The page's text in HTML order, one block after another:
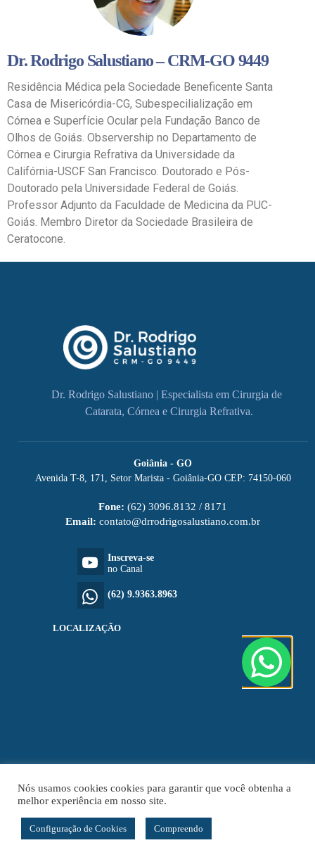
Dr. Rodrigo Salustiano – CRM-GO 9449
Residência Médica pela Sociedade Beneficente Santa
Casa de Misericórdia-CG, Subespecilialização em
Córnea e Superfície Ocular pela Fundação Banco de
Olhos de Goiás. Observership no Departamento de
Córnea e Cirurgia Refrativa da Universidade da
Califórnia-USCF San Francisco. Doutorado e Pós-
Doutorado pela Universidade Federal de Goiás.
Professor Adjunto da Faculdade de Medicina da PUC-
Goiás. Membro Diretor da Sociedade Brasileira de
Ceratocone.
Dr. Rodrigo Salustiano | Especialista em Cirurgia de
Catarata, Córnea e Cirurgia Refrativa.
Goiânia - GO
Avenida T-8, 171, Setor Marista - Goiânia-GO CEP: 74150-060
Fone: (62) 3096.8132 / 8171
Email: contato@drrodrigosalustiano.com.br
Inscreva-se
no Canal
(62) 9.9363.8963
LOCALIZAÇÃO
Copyright © 2026 Dr. Rodrigo Salustiano. Todos os direitos reservados
Nós usamos cookies cookies para garantir que você obtenha a
melhor experiência em nosso site.
Configuração de Cookies Compreendo